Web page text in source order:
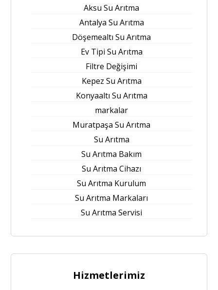
Aksu Su Arıtma
Antalya Su Arıtma
Döşemealtı Su Arıtma
Ev Tipi Su Arıtma
Filtre Değişimi
Kepez Su Arıtma
Konyaaltı Su Arıtma
markalar
Muratpaşa Su Arıtma
Su Arıtma
Su Arıtma Bakım
Su Arıtma Cihazı
Su Arıtma Kurulum
Su Arıtma Markaları
Su Arıtma Servisi
Hizmetlerimiz